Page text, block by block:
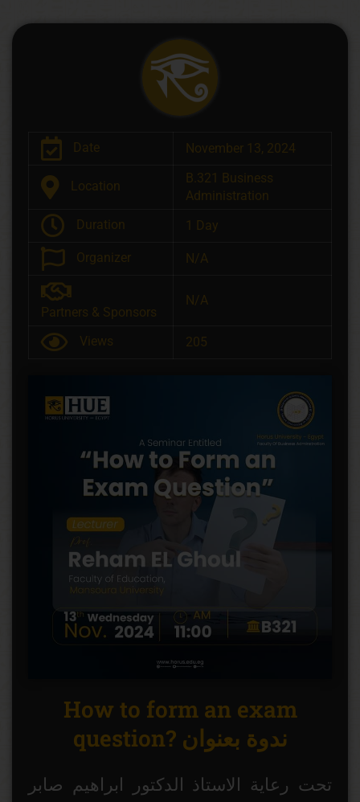
Date November 13, 2024
Location
B.321 Business
Administration
Duration
1 Day
Organizer N/A
Partners & Sponsors
N/A
Views 205
How to form an exam
question? ندوة بعنوان
تحت رعاية الاستاذ الدكتور ابراهيم صابر